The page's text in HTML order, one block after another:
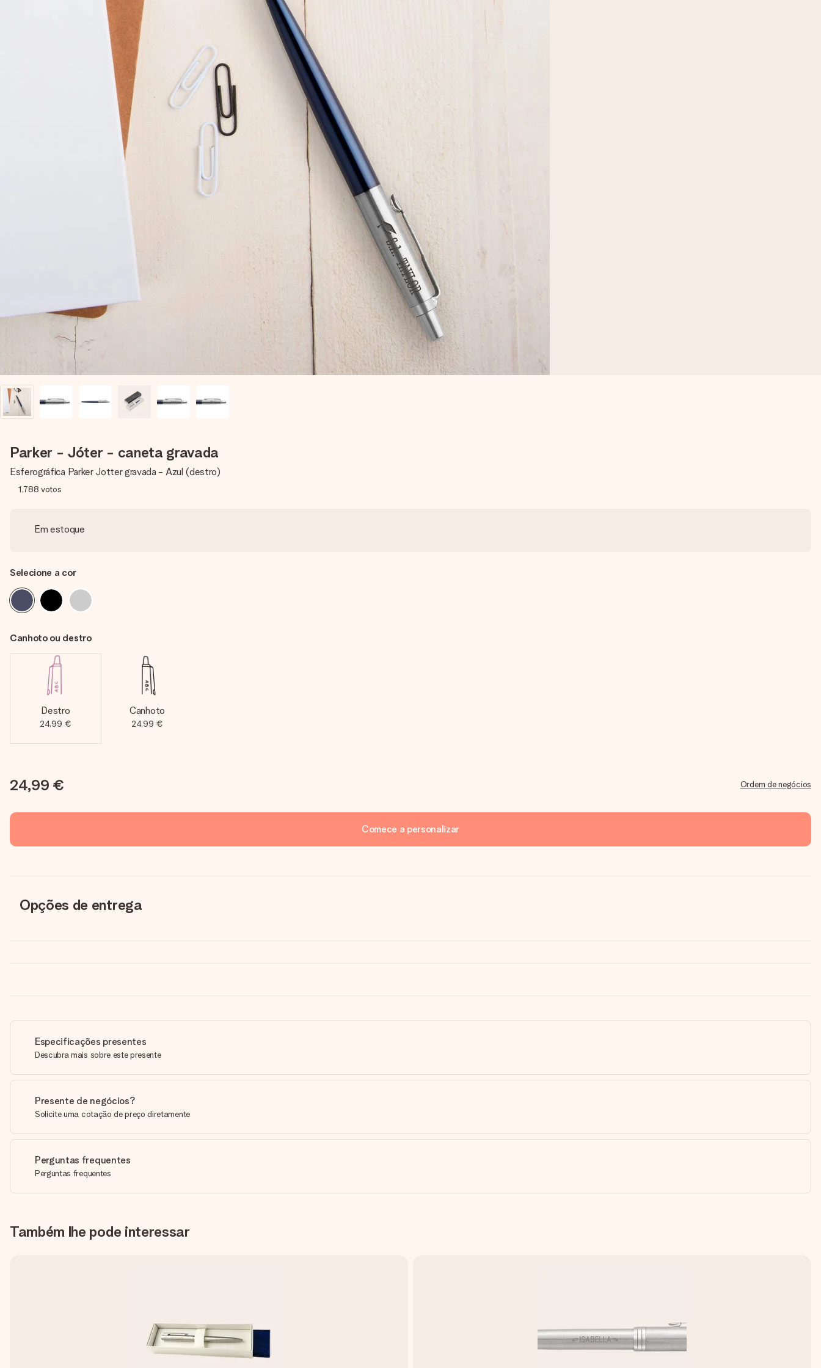
Parker - Jóter - caneta gravada
Esferográfica Parker Jotter gravada - Azul (destro)
1,788 votos
Em estoque
Selecione a cor
Canhoto ou destro
Destro
24,99 €
Canhoto
24,99 €
24,99 € Ordem de negócios
Comece a personalizar
Opções de entrega
Especificações presentes
Descubra mais sobre este presente
Presente de negócios?
Solicite uma cotação de preço diretamente
Perguntas frequentes
Perguntas frequentes
Também lhe pode interessar